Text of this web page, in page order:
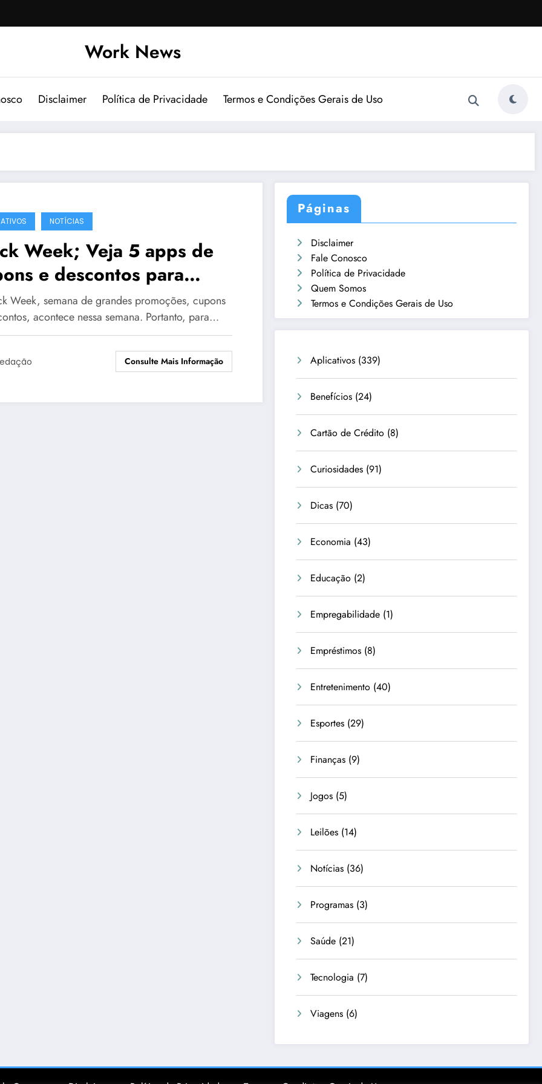
Work News
Disclaimer Política de Privacidade Termos e Condições Gerais de Uso
NOTÍCIAS
Week; Veja 5 apps de
e descontos para
Week, semana de grandes promoções, cupons
acontece nessa semana. Portanto, para…
Consulte Mais Informação
Páginas
Disclaimer
Fale Conosco
Política de Privacidade
Quem Somos
Termos e Condições Gerais de Uso
Aplicativos (339)
Benefícios (24)
Cartão de Crédito (8)
Curiosidades (91)
Dicas (70)
Economia (43)
Educação (2)
Empregabilidade (1)
Empréstimos (8)
Entretenimento (40)
Esportes (29)
Finanças (9)
Jogos (5)
Leilões (14)
Notícias (36)
Programas (3)
Saúde (21)
Tecnologia (7)
Viagens (6)